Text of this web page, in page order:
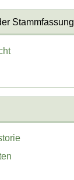
Stammfassung